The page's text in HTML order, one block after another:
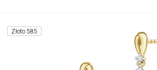
Złoto 585